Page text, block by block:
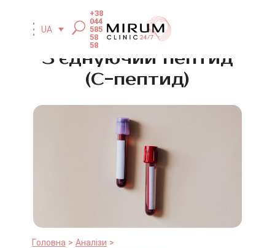
UA
+38
044
585
58
58
З’єднуючий пептид
(С-пептид)
Головна
Аналізи